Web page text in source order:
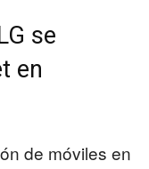
se
en
de móviles en